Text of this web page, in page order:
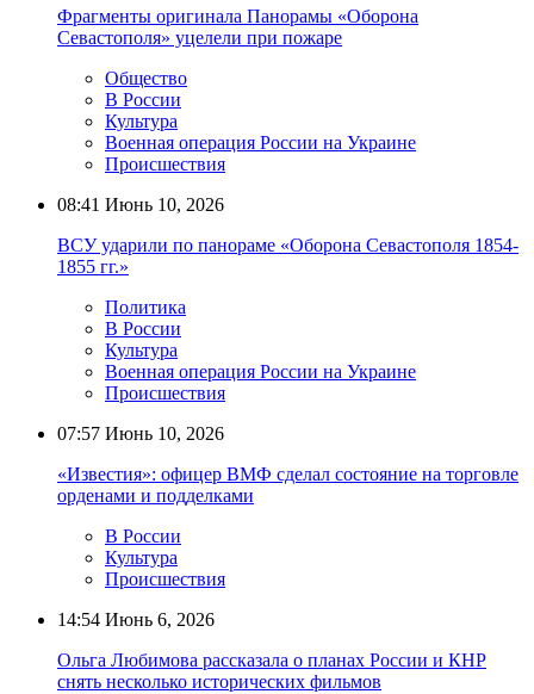
Фрагменты оригинала Панорамы «Оборона
Севастополя» уцелели при пожаре
Общество
В России
Культура
Военная операция России на Украине
Происшествия
08:41 Июнь 10, 2026
ВСУ ударили по панораме «Оборона Севастополя 1854-
1855 гг.»
Политика
В России
Культура
Военная операция России на Украине
Происшествия
07:57 Июнь 10, 2026
«Известия»: офицер ВМФ сделал состояние на торговле
орденами и подделками
В России
Культура
Происшествия
14:54 Июнь 6, 2026
Ольга Любимова рассказала о планах России и КНР
снять несколько исторических фильмов